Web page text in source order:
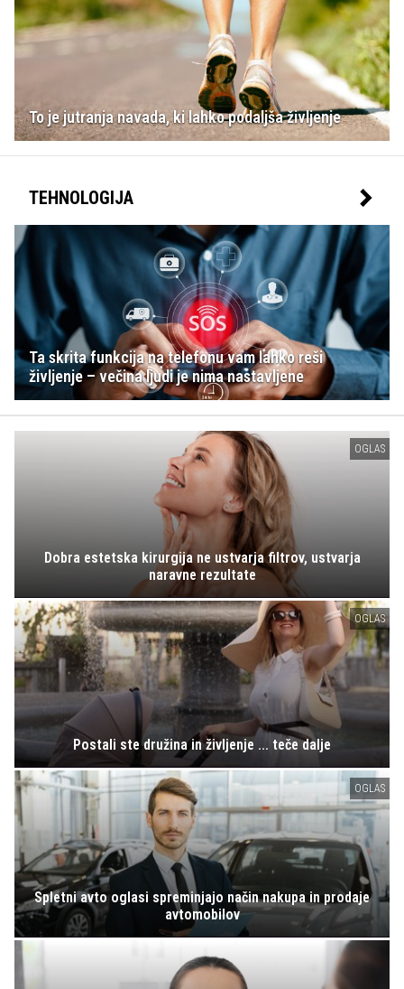
To je jutranja navada, ki lahko podaljša življenje
TEHNOLOGIJA
Ta skrita funkcija na telefonu vam lahko reši
življenje – večina ljudi je nima nastavljene
OGLAS
Dobra estetska kirurgija ne ustvarja filtrov, ustvarja
naravne rezultate
OGLAS
Postali ste družina in življenje ... teče dalje
OGLAS
Spletni avto oglasi spreminjajo način nakupa in prodaje
avtomobilov